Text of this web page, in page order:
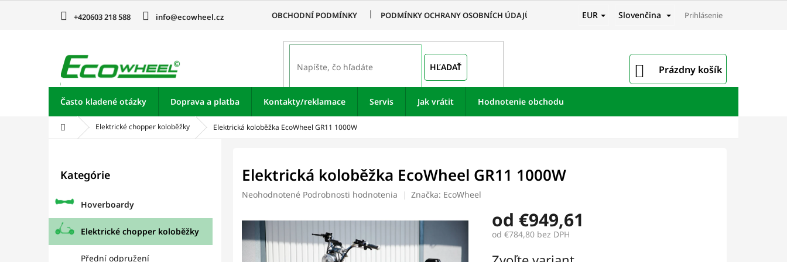
+420603 218 588 info@ecowheel.cz OBCHODNÍ PODMÍNKY PODMÍNKY OCHRANY OSOBNÍCH ÚDAJŮ EUR Slovenčina Prihlásenie
HĽADAŤ
NÁKUPNÝ
KOŠÍK
Prázdny košík
Často kladené otázky Doprava a platba Kontakty/reklamace Servis Jak vrátit Hodnotenie obchodu
Domov Elektrické chopper koloběžky Elektrická koloběžka EcoWheel GR11 1000W
p
n
kategórie
Kategórie
Hoverboardy
Elektrické chopper koloběžky
Přední odpružení
Elektrická koloběžka EcoWheel GR11 1000W
Priemerné
0,0
Neohodnotené Podrobnosti hodnotenia Značka: EcoWheel
od €949,61
od €784,80bez DPH